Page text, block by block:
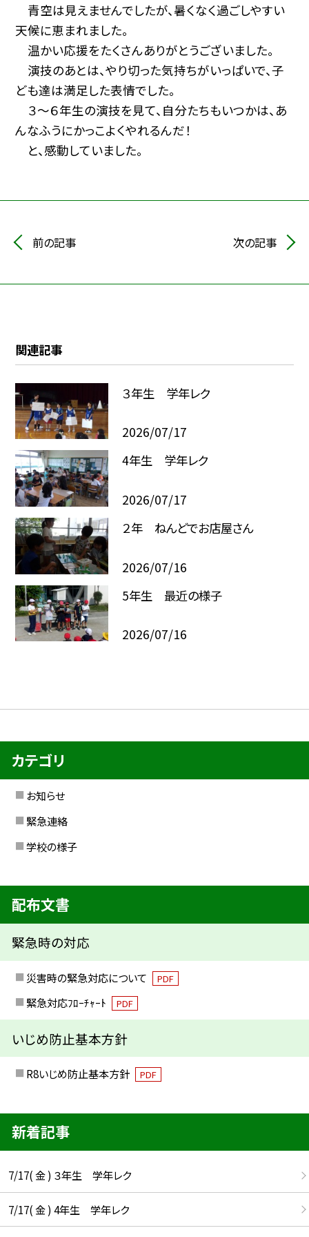
青空は見えませんでしたが、暑くなく過ごしやすい
天候に恵まれました。
温かい応援をたくさんありがとうございました。
演技のあとは、やり切った気持ちがいっぱいで、子
ども達は満足した表情でした。
３～６年生の演技を見て、自分たちもいつかは、あ
んなふうにかっこよくやれるんだ！
と、感動していました。
前の記事 次の記事
関連記事
３年生 学年レク
2026/07/17
4年生 学年レク
2026/07/17
２年 ねんどでお店屋さん
2026/07/16
5年生 最近の様子
2026/07/16
カテゴリ
お知らせ
緊急連絡
学校の様子
配布文書
緊急時の対応
災害時の緊急対応について PDF
緊急対応ﾌﾛｰﾁｬｰﾄ PDF
いじめ防止基本方針
R8いじめ防止基本方針 PDF
新着記事
7/17( 金 ) ３年生 学年レク
7/17( 金 ) 4年生 学年レク